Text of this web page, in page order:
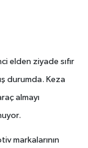
elden ziyade sıfır
durumda. Keza
almayı
markalarının